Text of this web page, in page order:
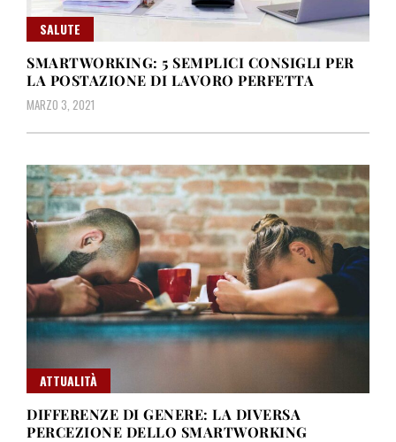
SALUTE
SMARTWORKING: 5 SEMPLICI CONSIGLI PER
LA POSTAZIONE DI LAVORO PERFETTA
MARZO 3, 2021
ATTUALITÀ
DIFFERENZE DI GENERE: LA DIVERSA
PERCEZIONE DELLO SMARTWORKING